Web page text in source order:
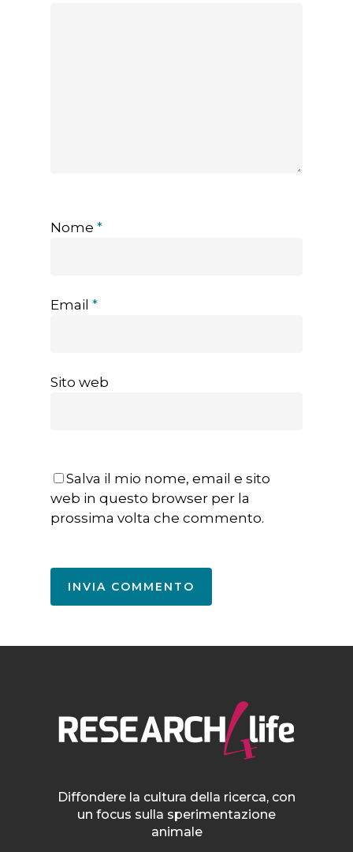
Nome *
Email *
Sito web
Salva il mio nome, email e sito
web in questo browser per la
prossima volta che commento.
Diffondere la cultura della ricerca, con
un focus sulla sperimentazione
animale